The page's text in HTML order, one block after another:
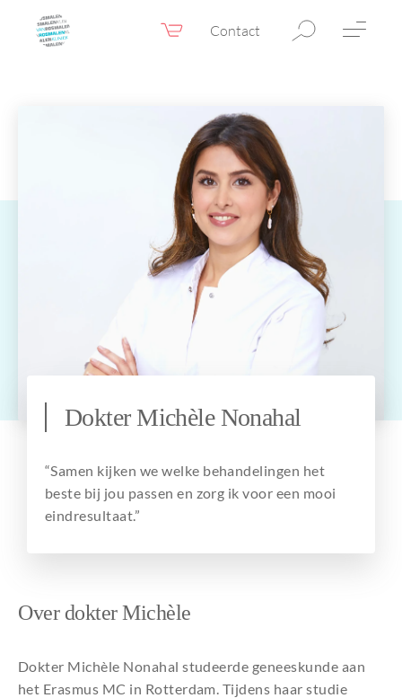
Contact
Webshop NL
Confidence Booster®
Tarieven
Blogs
Over ons
Dokter Michèle Nonahal
“Samen kijken we welke behandelingen het
beste bij jou passen en zorg ik voor een mooi
eindresultaat.”
Over dokter Michèle
Dokter Michèle Nonahal studeerde geneeskunde aan
het Erasmus MC in Rotterdam. Tijdens haar studie